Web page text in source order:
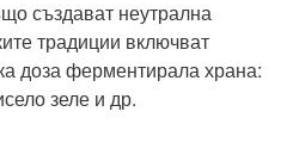
създават неутрална
традиции включват
доза ферментирала храна:
зеле и др.